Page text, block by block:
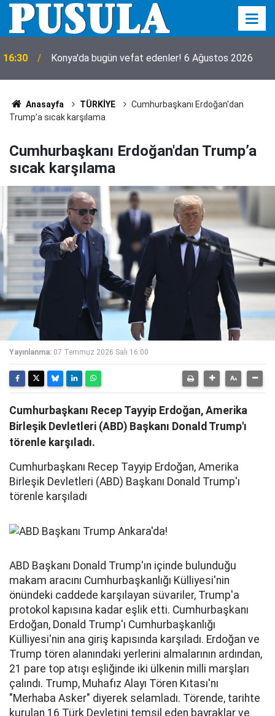
16:17
Başkan Altay, Genç Komek Akıl Ve Zekâ
Oyunları’nın final turunda öğrencileri yalnız
bırakmadı!
Anasayfa TÜRKİYE
Cumhurbaşkanı Erdoğan'dan
Trump’a sıcak karşılama
Cumhurbaşkanı Erdoğan'dan Trump’a
sıcak karşılama
Yayınlanma: 07 Temmuz 2026 Salı 16:00
Cumhurbaşkanı Recep Tayyip Erdoğan, Amerika
Birleşik Devletleri (ABD) Başkanı Donald Trump'ı
törenle karşıladı.
Cumhurbaşkanı Recep Tayyip Erdoğan, Amerika
Birleşik Devletleri (ABD) Başkanı Donald Trump'ı
törenle karşıladı
ABD Başkanı Donald Trump'ın içinde bulunduğu
makam aracını Cumhurbaşkanlığı Külliyesi'nin
önündeki caddede karşılayan süvariler, Trump'a
protokol kapısına kadar eşlik etti. Cumhurbaşkanı
Erdoğan, Donald Trump'ı Cumhurbaşkanlığı
Külliyesi'nin ana giriş kapısında karşıladı. Erdoğan ve
Trump tören alanındaki yerlerini almalarının ardından,
21 pare top atışı eşliğinde iki ülkenin milli marşları
çalındı. Trump, Muhafız Alayı Tören Kıtası'nı
"Merhaba Asker" diyerek selamladı. Törende, tarihte
kurulan 16 Türk Devletini temsil eden bayraklar ve